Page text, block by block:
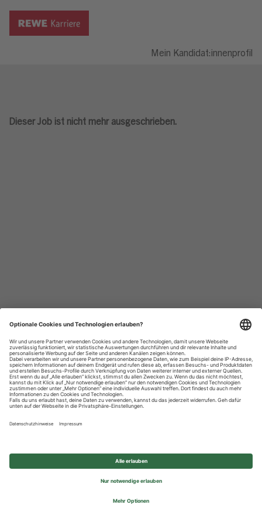
Mein Kandidat:innenprofil
Dieser Job ist nicht mehr ausgeschrieben.
Datenschutzhinweise
Impressum
Privatsphäre-Einstellungen
© 2026 REWE Group - All rights reserved